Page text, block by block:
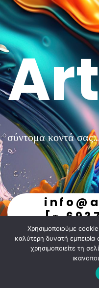
σύντομα κοντά
undefined
Χρησιμοποιούμε
καλύτερη δυνατή
χρησιμοποιείτε τη